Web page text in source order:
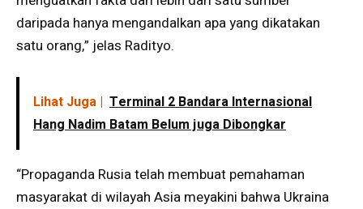
daripada hanya mengandalkan apa yang dikatakan
satu orang,” jelas Radityo.
Lihat Juga | Terminal 2 Bandara Internasional
Hang Nadim Batam Belum juga Dibongkar
“Propaganda Rusia telah membuat pemahaman
masyarakat di wilayah Asia meyakini bahwa Ukraina